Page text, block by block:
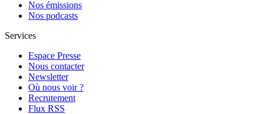
Nos émissions
Nos podcasts
Services
Espace Presse
Nous contacter
Newsletter
Où nous voir ?
Recrutement
Flux RSS